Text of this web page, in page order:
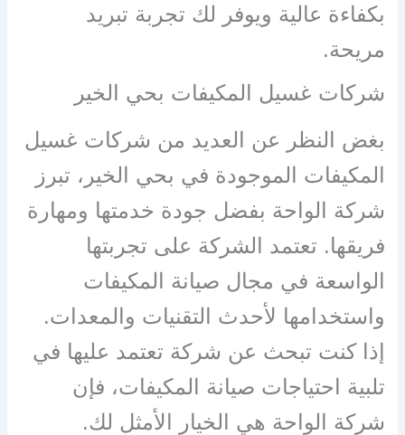
بكفاءة عالية ويوفر لك تجربة تبريد
مريحة.
شركات غسيل المكيفات بحي الخير
بغض النظر عن العديد من شركات غسيل
المكيفات الموجودة في بحي الخير، تبرز
شركة الواحة بفضل جودة خدمتها ومهارة
فريقها. تعتمد الشركة على تجربتها
الواسعة في مجال صيانة المكيفات
واستخدامها لأحدث التقنيات والمعدات.
إذا كنت تبحث عن شركة تعتمد عليها في
تلبية احتياجات صيانة المكيفات، فإن
شركة الواحة هي الخيار الأمثل لك.